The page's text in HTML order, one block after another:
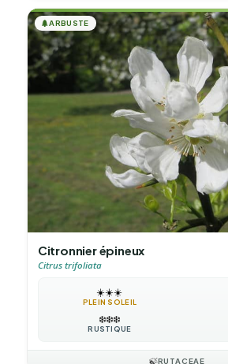
🌲ARBUSTE
Citronnier épineux
Citrus trifoliata
☀️☀️☀️
PLEIN SOLEIL
❄️❄️❄️
RUSTIQUE
🍃RUTACEAE